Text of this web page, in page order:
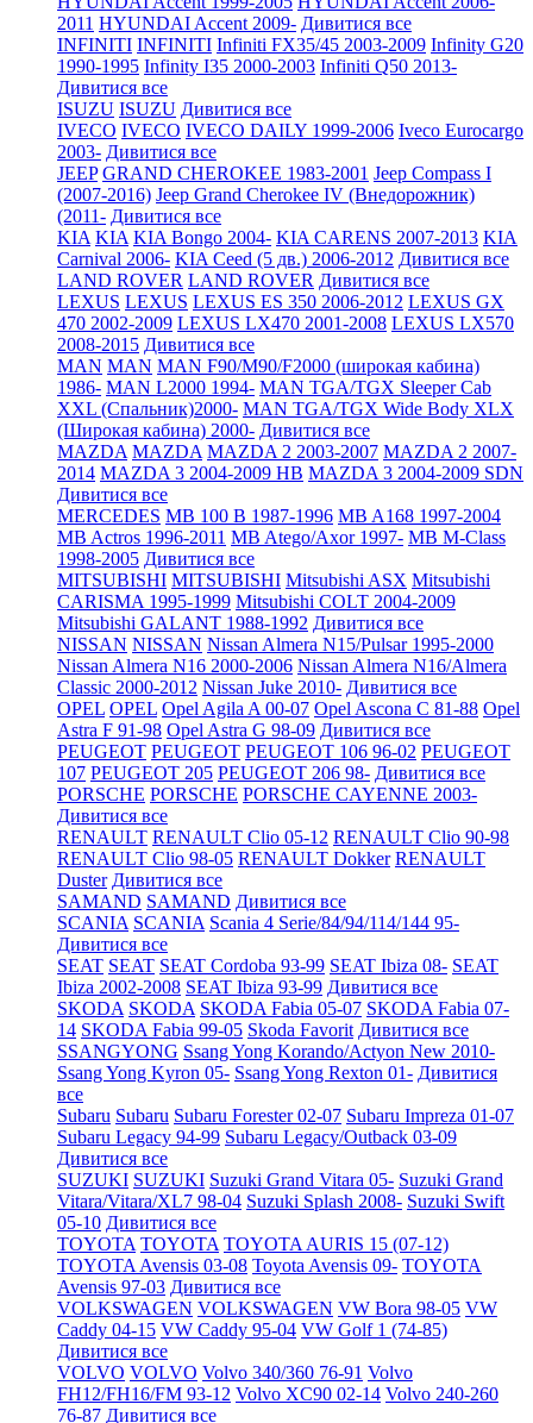
2011 HYUNDAI Accent 2009- Дивитися все
INFINITI INFINITI Infiniti FX35/45 2003-2009 Infinity G20
1990-1995 Infinity I35 2000-2003 Infiniti Q50 2013-
Дивитися все
ISUZU ISUZU Дивитися все
IVECO IVECO IVECO DAILY 1999-2006 Iveco Eurocargo
2003- Дивитися все
JEEP GRAND CHEROKEE 1983-2001 Jeep Compass I
(2007-2016) Jeep Grand Cherokee IV (Внедорожник)
(2011- Дивитися все
KIA KIA KIA Bongo 2004- KIA CARENS 2007-2013 KIA
Carnival 2006- KIA Ceed (5 дв.) 2006-2012 Дивитися все
LAND ROVER LAND ROVER Дивитися все
LEXUS LEXUS LEXUS ES 350 2006-2012 LEXUS GX
470 2002-2009 LEXUS LX470 2001-2008 LEXUS LX570
2008-2015 Дивитися все
MAN MAN MAN F90/M90/F2000 (широкая кабина)
1986- MAN L2000 1994- MAN TGA/TGX Sleeper Cab
XXL (Спальник)2000- MAN TGA/TGX Wide Body XLX
(Широкая кабина) 2000- Дивитися все
MAZDA MAZDA MAZDA 2 2003-2007 MAZDA 2 2007-
2014 MAZDA 3 2004-2009 HB MAZDA 3 2004-2009 SDN
Дивитися все
MERCEDES MB 100 B 1987-1996 MB A168 1997-2004
MB Actros 1996-2011 MB Atego/Axor 1997- MB M-Class
1998-2005 Дивитися все
MITSUBISHI MITSUBISHI Mitsubishi ASX Mitsubishi
CARISMA 1995-1999 Mitsubishi COLT 2004-2009
Mitsubishi GALANT 1988-1992 Дивитися все
NISSAN NISSAN Nissan Almera N15/Pulsar 1995-2000
Nissan Almera N16 2000-2006 Nissan Almera N16/Almera
Classic 2000-2012 Nissan Juke 2010- Дивитися все
OPEL OPEL Opel Agila A 00-07 Opel Ascona C 81-88 Opel
Astra F 91-98 Opel Astra G 98-09 Дивитися все
PEUGEOT PEUGEOT PEUGEOT 106 96-02 PEUGEOT
107 PEUGEOT 205 PEUGEOT 206 98- Дивитися все
PORSCHE PORSCHE PORSCHE CAYENNE 2003-
Дивитися все
RENAULT RENAULT Clio 05-12 RENAULT Clio 90-98
RENAULT Clio 98-05 RENAULT Dokker RENAULT
Duster Дивитися все
SAMAND SAMAND Дивитися все
SCANIA SCANIA Scania 4 Serie/84/94/114/144 95-
Дивитися все
SEAT SEAT SEAT Cordoba 93-99 SEAT Ibiza 08- SEAT
Ibiza 2002-2008 SEAT Ibiza 93-99 Дивитися все
SKODA SKODA SKODA Fabia 05-07 SKODA Fabia 07-
14 SKODA Fabia 99-05 Skoda Favorit Дивитися все
SSANGYONG Ssang Yong Korando/Actyon New 2010-
Ssang Yong Kyron 05- Ssang Yong Rexton 01- Дивитися
все
Subaru Subaru Subaru Forester 02-07 Subaru Impreza 01-07
Subaru Legacy 94-99 Subaru Legacy/Outback 03-09
Дивитися все
SUZUKI SUZUKI Suzuki Grand Vitara 05- Suzuki Grand
Vitara/Vitara/XL7 98-04 Suzuki Splash 2008- Suzuki Swift
05-10 Дивитися все
TOYOTA TOYOTA TOYOTA AURIS 15 (07-12)
TOYOTA Avensis 03-08 Toyota Avensis 09- TOYOTA
Avensis 97-03 Дивитися все
VOLKSWAGEN VOLKSWAGEN VW Bora 98-05 VW
Caddy 04-15 VW Caddy 95-04 VW Golf 1 (74-85)
Дивитися все
VOLVO VOLVO Volvo 340/360 76-91 Volvo
FH12/FH16/FM 93-12 Volvo XC90 02-14 Volvo 240-260
76-87 Дивитися все